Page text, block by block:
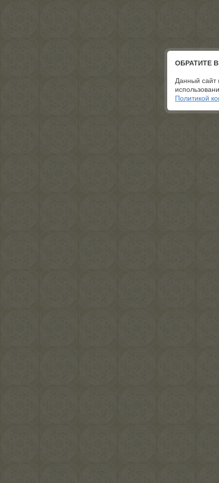
ОБРАТИТЕ
Данный сайт
Политикой